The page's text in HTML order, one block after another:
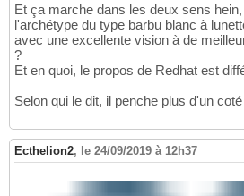
Et ça marche dans les deux sens
l'archétype du type barbu blanc à
avec une excellente vision à de
?
Et en quoi, le propos de Redhat est
Selon qui le dit, il penche plus d'un
Ecthelion2, le 24/09/2019 à 12h37